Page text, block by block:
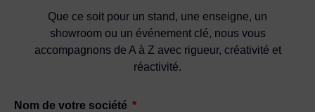
Que ce soit pour un stand, une enseigne, un
showroom ou un événement clé, nous vous
accompagnons de A à Z avec rigueur, créativité et
réactivité.
Nom de votre société